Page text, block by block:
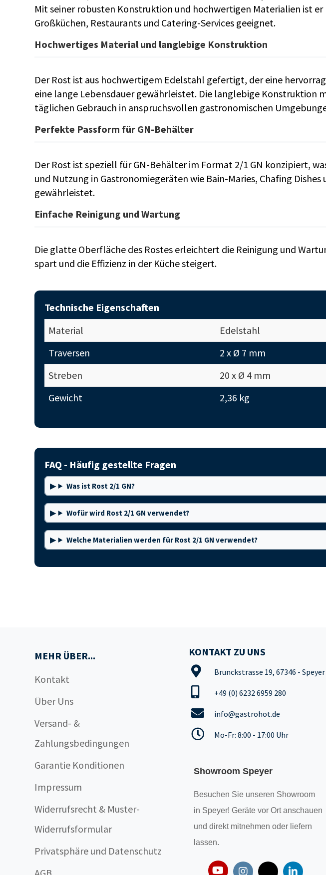
Mit seiner robusten Konstruktion und hochwertigen Materialien ist
Großküchen, Restaurants und Catering-Services geeignet.
Hochwertiges Material und langlebige Konstruktion
Der Rost ist aus hochwertigem Edelstahl gefertigt, der eine
eine lange Lebensdauer gewährleistet. Die langlebige Konstruktion
täglichen Gebrauch in anspruchsvollen gastronomischen
Perfekte Passform für GN-Behälter
Der Rost ist speziell für GN-Behälter im Format 2/1 GN konzipiert,
und Nutzung in Gastronomiegeräten wie Bain-Maries, Chafing
gewährleistet.
Einfache Reinigung und Wartung
Die glatte Oberfläche des Rostes erleichtert die Reinigung und
spart und die Effizienz in der Küche steigert.
Technische Eigenschaften
Material
Edelstahl
Traversen
2 x Ø 7 mm
Streben
20 x Ø 4 mm
Gewicht
2,36 kg
FAQ - Häufig gestellte Fragen
Was ist Rost 2/1 GN?
Wofür wird Rost 2/1 GN verwendet?
Welche Materialien werden für Rost 2/1 GN verwendet?
MEHR ÜBER...
Kontakt
Über Uns
Versand- &
Zahlungsbedingungen
Garantie Konditionen
Impressum
Widerrufsrecht & Muster-
Widerrufsformular
Privatsphäre und Datenschutz
KONTAKT ZU UNS
Brunckstrasse 19, 67346 - Speyer
+49 (0) 6232 6959 280
info@gastrohot.de
Mo-Fr: 8:00 - 17:00 Uhr
Showroom Speyer
Besuchen Sie unseren Showroom
in Speyer! Geräte vor Ort anschauen
und direkt mitnehmen oder liefern
lassen.